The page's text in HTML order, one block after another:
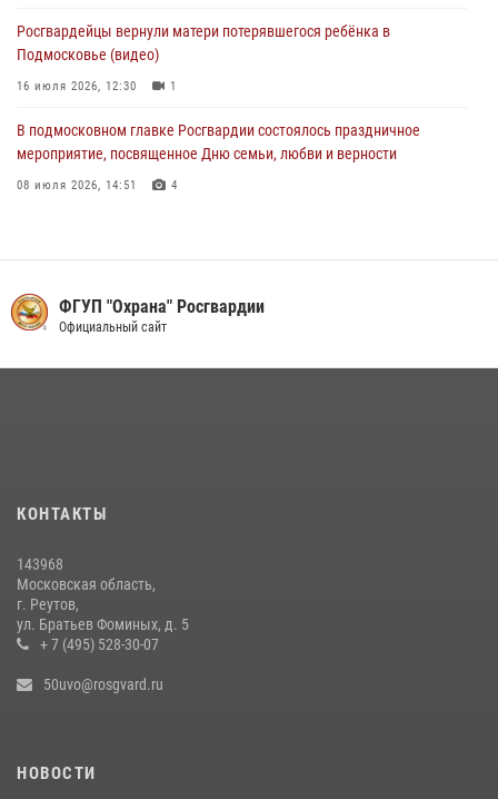
Росгвардейцы вернули матери потерявшегося ребёнка в
Подмосковье (видео)
16 июля 2026, 12:30 1
В подмосковном главке Росгвардии состоялось праздничное
мероприятие, посвященное Дню семьи, любви и верности
08 июля 2026, 14:51 4
Росгвардейцы задержали рецидивиста, подозреваемого в краже на
13 июля 2026, 14:14
ФГУП "Охрана" Росгвардии
Официальный сайт
КОНТАКТЫ
143968
Московская область,
г. Реутов,
ул. Братьев Фоминых, д. 5
+ 7 (495) 528-30-07
50uvo@rosgvard.ru
НОВОСТИ